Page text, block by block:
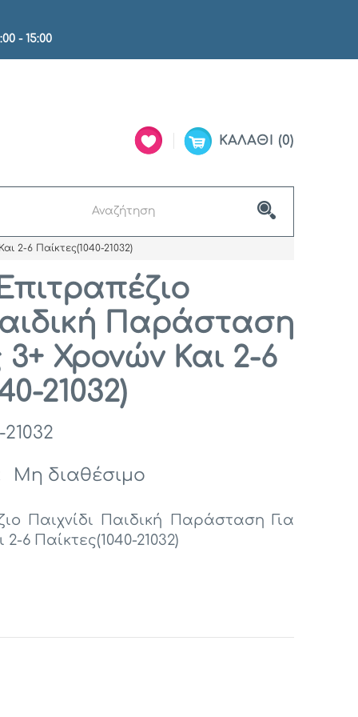
- 15:00
ΚΑΛΆΘΙ 0
2-6 Παίκτες(1040-21032)
Παράσταση
3+ Χρονών Και 2-6
21032)
Μη διαθέσιμο
Παιχνίδι Παιδική Παράσταση Για
6 Παίκτες(1040-21032)